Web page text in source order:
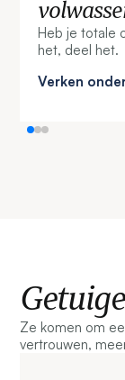
Heb je totale
het, deel het.
Verken
Ze komen om
vertrouwen,